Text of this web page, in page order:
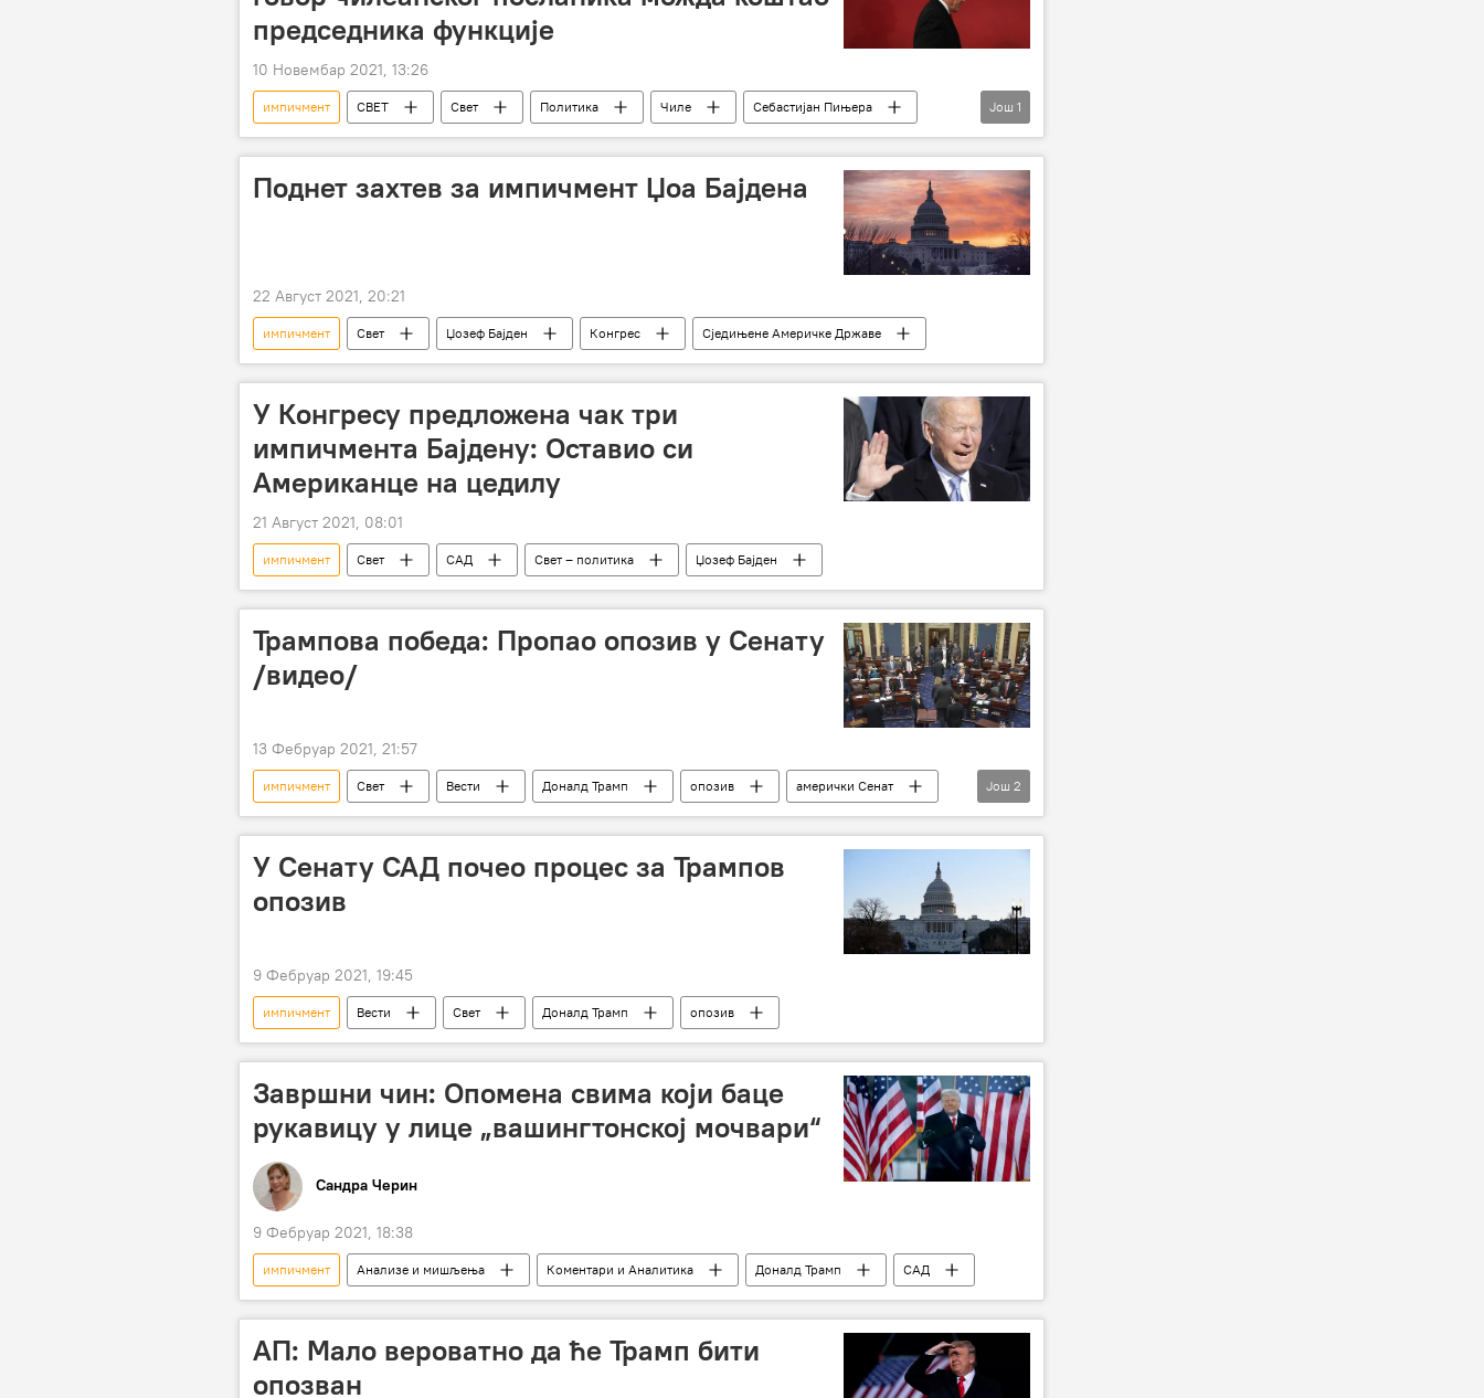
председника функције
10 Новембар 2021, 13:26
импичмент СВЕТ Свет Политика Чиле
Себастијан Пињера
Свет – политика
Још 1
Поднет захтев за импичмент Џоа Бајдена
22 Август 2021, 20:21
импичмент Свет Џозеф Бајден Конгрес Сједињене Америчке Државе
У Конгресу предложена чак три
импичмента Бајдену: Оставио си
Американце на цедилу
21 Август 2021, 08:01
импичмент Свет САД Свет – политика Џозеф Бајден
Трампова победа: Пропао опозив у Сенату
/видео/
13 Фебруар 2021, 21:57
импичмент Свет Вести Доналд Трамп опозив
амерички Сенат
Америка
САД
Још 2
У Сенату САД почео процес за Трампов
опозив
9 Фебруар 2021, 19:45
импичмент Вести Свет Доналд Трамп опозив
Завршни чин: Опомена свима који баце
рукавицу у лице „вашингтонској мочвари“
Сандра Черин
9 Фебруар 2021, 18:38
импичмент Анализе и мишљења Коментари и Аналитика Доналд Трамп САД
АП: Мало вероватно да ће Трамп бити
опозван